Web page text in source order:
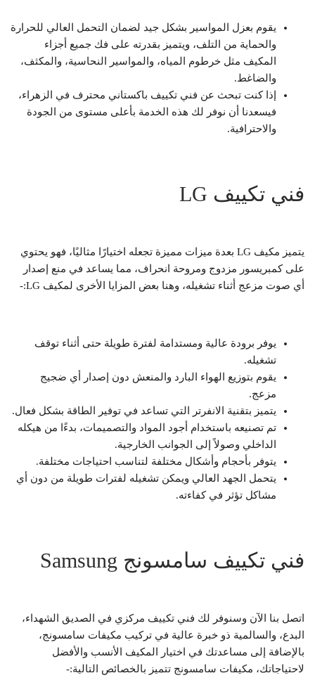
يقوم بعزل المواسير بشكل جيد لضمان التحمل العالي للحرارة
والحماية من التلف، ويتميز بقدرته على فك جميع أجزاء
المكيف مثل خرطوم المياه، والمواسير النحاسية، والمكثف،
والضاغط.
إذا كنت تبحث عن فني تكييف باكستاني محترف في الزهراء،
فيسعدنا أن نوفر لك هذه الخدمة بأعلى مستوى من الجودة
والاحترافية.
فني تكييف LG
يتميز مكيف LG بعدة ميزات مميزة تجعله اختيارًا مثاليًا، فهو يحتوي
على كمبريسور مزدوج ومروحة انحراف، مما يساعد في منع إصدار
أي صوت مزعج أثناء تشغيله، وهنا بعض المزايا الأخرى لمكيف LG:-
يوفر برودة عالية ومستدامة لفترة طويلة حتى أثناء توقف
تشغيله.
يقوم بتوزيع الهواء البارد والمنعش دون إصدار أي ضجيج
مزعج.
يتميز بتقنية الانفرتر التي تساعد في توفير الطاقة بشكل فعال.
تم تصنيعه باستخدام أجود المواد والتصميمات، بدءًا من هيكله
الداخلي وصولاً إلى الجوانب الخارجية.
يتوفر بأحجام وأشكال مختلفة لتناسب احتياجات مختلفة.
يتحمل الجهد العالي ويمكن تشغيله لفترات طويلة من دون أي
مشاكل تؤثر في كفاءته.
فني تكييف سامسونج Samsung
اتصل بنا الآن وسنوفر لك فني تكييف مركزي في الصديق الشهداء،
البدع، والسالمية ذو خبرة عالية في تركيب مكيفات سامسونج،
بالإضافة إلى مساعدتك في اختيار المكيف الأنسب والأفضل
لاحتياجاتك، مكيفات سامسونج تتميز بالخصائص التالية:-